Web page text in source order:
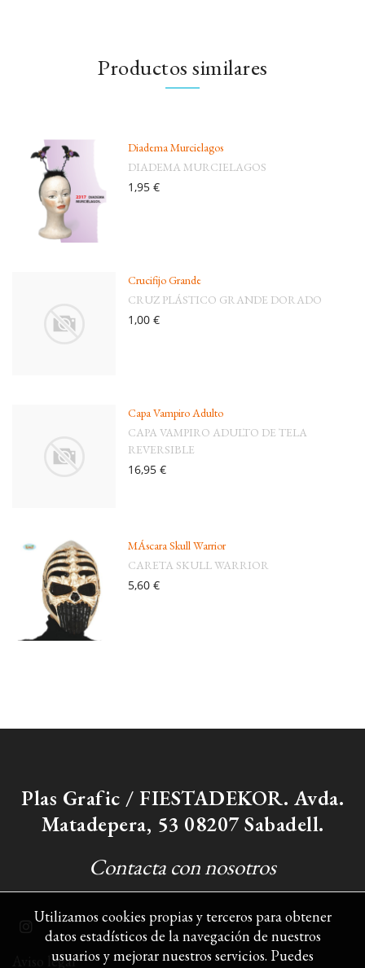
Productos similares
Diadema Murcielagos
DIADEMA MURCIELAGOS
1,95 €
Crucifijo Grande
CRUZ PLÁSTICO GRANDE DORADO
1,00 €
Capa Vampiro Adulto
CAPA VAMPIRO ADULTO DE TELA
REVERSIBLE
16,95 €
MÁscara Skull Warrior
CARETA SKULL WARRIOR
5,60 €
Plas Grafic / FIESTADEKOR. Avda.
Matadepera, 53 08207 Sabadell.
Contacta con nosotros
Aviso legal
Utilizamos cookies propias y terceros para obtener
datos estadísticos de la navegación de nuestros
usuarios y mejorar nuestros servicios. Puedes